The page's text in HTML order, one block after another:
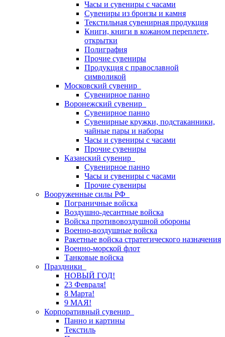
Часы и сувениры с часами
Сувениры из бронзы и камня
Текстильная сувенирная продукция
Книги, книги в кожаном переплете,
открытки
Полиграфия
Прочие сувениры
Продукция с православной
символикой
Московский сувенир
Сувенирное панно
Воронежский сувенир
Сувенирное панно
Сувенирные кружки, подстаканники,
чайные пары и наборы
Часы и сувениры с часами
Прочие сувениры
Казанский сувенир
Сувенирное панно
Часы и сувениры с часами
Прочие сувениры
Вооруженные силы РФ
Пограничные войска
Воздушно-десантные войска
Войска противовоздушной обороны
Военно-воздушные войска
Ракетные войска стратегического назначения
Военно-морской флот
Танковые войска
Праздники
НОВЫЙ ГОД!
23 Февраля!
8 Марта!
9 МАЯ!
Корпоративный сувенир
Панно и картины
Текстиль